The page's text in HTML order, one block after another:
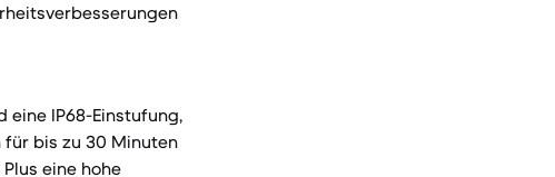
eine IP68-Einstufung,
für bis zu 30 Minuten
eine hohe